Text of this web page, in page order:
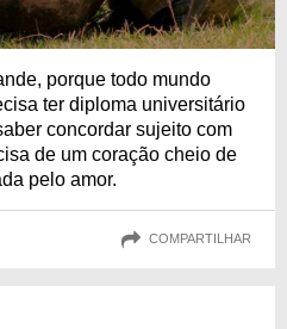
porque todo mundo
ter diploma universitário
concordar sujeito com
de um coração cheio de
pelo amor.
COMPARTILHAR